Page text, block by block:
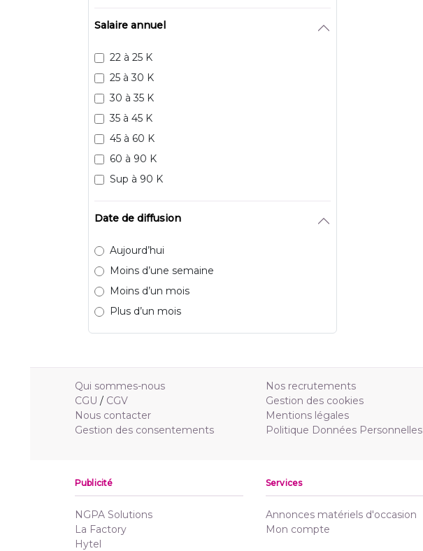
Salaire annuel
22 à 25 K
25 à 30 K
30 à 35 K
35 à 45 K
45 à 60 K
60 à 90 K
Sup à 90 K
Date de diffusion
Aujourd’hui
Moins d’une semaine
Moins d’un mois
Plus d’un mois
Qui sommes-nous
CGU / CGV
Nous contacter
Gestion des consentements
Nos recrutements
Gestion des cookies
Mentions légales
Politique Données Personnelles
Publicité
NGPA Solutions
La Factory
Hytel
Services
Annonces matériels d'occasion
Mon compte